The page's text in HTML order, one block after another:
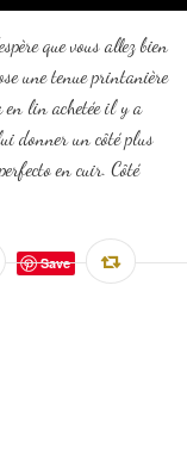
que vous allez bien
une tenue printanière
en lin achetée il y a
donner un côté plus
en cuir. Côté
Save